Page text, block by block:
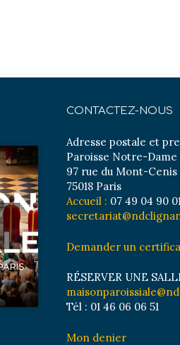
CONTACTEZ-NOUS
Adresse postale et
Paroisse Notre-
97 rue du Mont-Cenis
75018 Paris
Accueil : 07 49 04 90
Demander un
RÉSERVER UNE
Tél : 01 46 06 06 51
Mon denier